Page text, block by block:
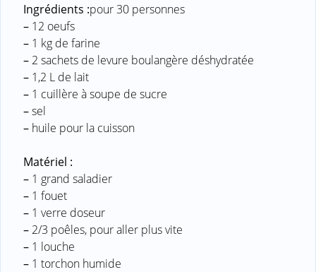
Ingrédients :pour 30 personnes
– 12 oeufs
– 1 kg de farine
– 2 sachets de levure boulangère déshydratée
– 1,2 L de lait
– 1 cuillère à soupe de sucre
–sel
– huile pour la cuisson
Matériel :
– 1 grand saladier
– 1 fouet
– 1 verre doseur
– 2/3 poêles, pour aller plus vite
– 1 louche
– 1 torchon humide